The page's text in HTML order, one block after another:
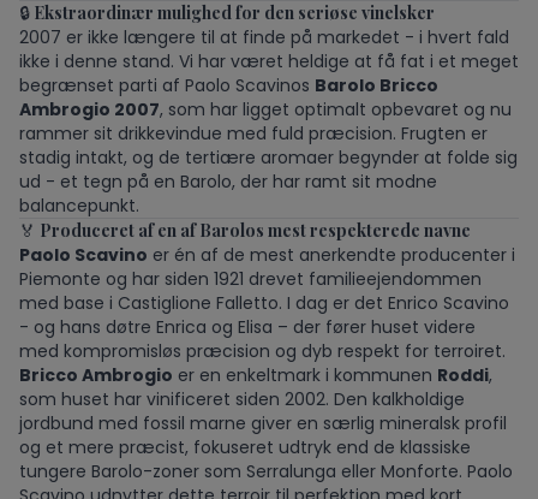
🔒 Ekstraordinær mulighed for den seriøse vinelsker
2007 er ikke længere til at finde på markedet - i hvert fald
ikke i denne stand. Vi har været heldige at få fat i et meget
begrænset parti af Paolo Scavinos Barolo Bricco
Ambrogio 2007, som har ligget optimalt opbevaret og nu
rammer sit drikkevindue med fuld præcision. Frugten er
stadig intakt, og de tertiære aromaer begynder at folde sig
ud - et tegn på en Barolo, der har ramt sit modne
balancepunkt.
🏅 Produceret af en af Barolos mest respekterede navne
Paolo Scavino er én af de mest anerkendte producenter i
Piemonte og har siden 1921 drevet familieejendommen
med base i Castiglione Falletto. I dag er det Enrico Scavino
- og hans døtre Enrica og Elisa – der fører huset videre
med kompromisløs præcision og dyb respekt for terroiret.
Bricco Ambrogio er en enkeltmark i kommunen Roddi,
som huset har vinificeret siden 2002. Den kalkholdige
jordbund med fossil marne giver en særlig mineralsk profil
og et mere præcist, fokuseret udtryk end de klassiske
tungere Barolo-zoner som Serralunga eller Monforte. Paolo